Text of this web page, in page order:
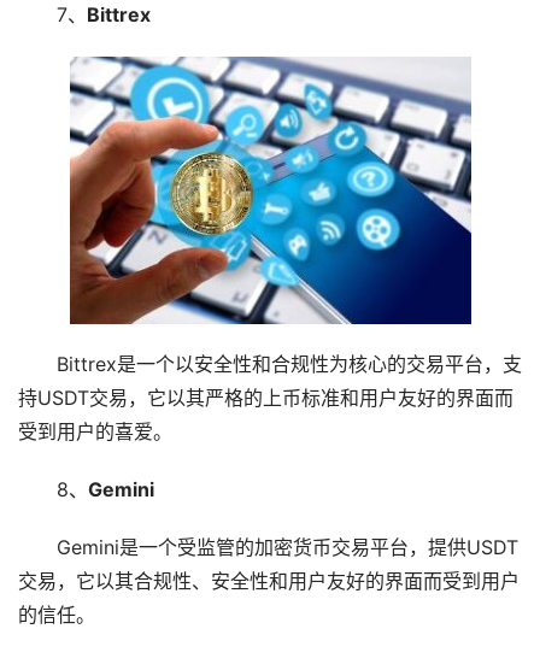
7、 Bittrex
Bittrex是一个以安全性和合规性为核心的交易平台，支
持USDT交易，它以其严格的上币标准和用户友好的界面而
受到用户的喜爱。
8、 Gemini
Gemini是一个受监管的加密货币交易平台，提供USDT
交易，它以其合规性、安全性和用户友好的界面而受到用户
的信任。